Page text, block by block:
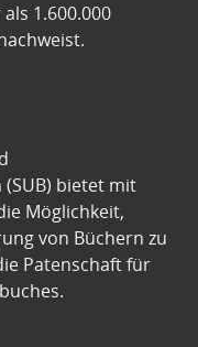
1.600.000
bietet mit
Möglichkeit,
von Büchern zu
Patenschaft für